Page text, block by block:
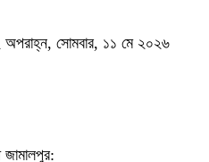
সোমবার, ১১ মে ২০২৬
জামালপুর: